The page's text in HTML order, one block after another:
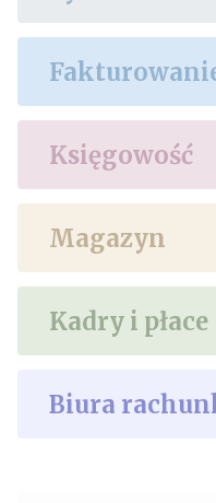
Księgowość
Magazyn
Kadry i płace
Biura